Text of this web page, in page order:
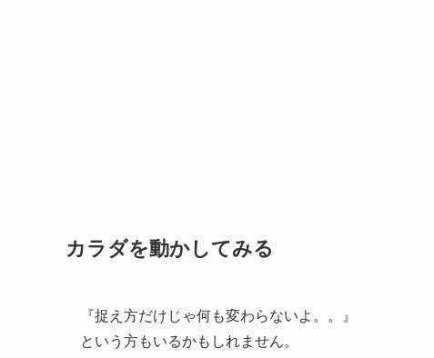
カラダを動かしてみる
『捉え方だけじゃ何も変わらないよ。。』
という方もいるかもしれません。